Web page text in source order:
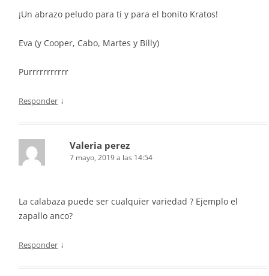
¡Un abrazo peludo para ti y para el bonito Kratos!
Eva (y Cooper, Cabo, Martes y Billy)
Purrrrrrrrrrr
Responder ↓
Valeria perez
7 mayo, 2019 a las 14:54
La calabaza puede ser cualquier variedad ? Ejemplo el
zapallo anco?
Responder ↓